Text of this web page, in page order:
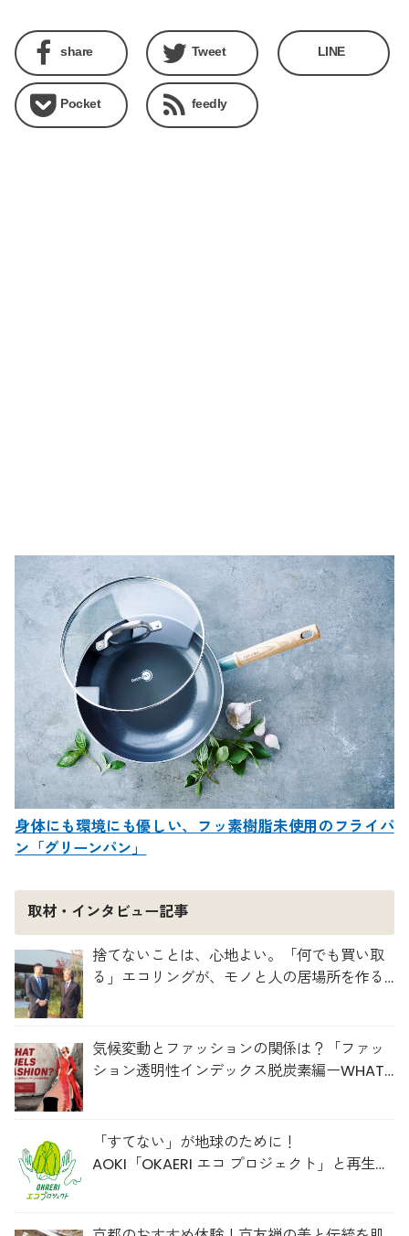
share Tweet LINE
Pocket feedly
身体にも環境にも優しい、フッ素樹脂未使用のフライパ
ン「グリーンパン」
取材・インタビュー記事
捨てないことは、心地よい。「何でも買い取
る」エコリングが、モノと人の居場所を作る
気候変動とファッションの関係は？「ファッ
ション透明性インデックス脱炭素編ーWHAT
「すてない」が地球のために！
AOKI「OKAERI エコ プロジェクト」と再生ウ